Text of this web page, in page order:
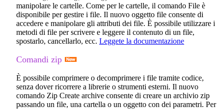
manipolare le cartelle. Come per le cartelle, il comando File è
disponibile per gestire i file. Il nuovo oggetto file consente di
accedere e manipolare gli attributi dei file. È possibile utilizzare i
metodi di file per scrivere e leggere il contenuto di un file,
spostarlo, cancellarlo, ecc. Leggete la documentazione
Comandi zip
È possibile comprimere o decomprimere i file tramite codice,
senza dover ricorrere a librerie o strumenti esterni. Il nuovo
comando Zip Create archive consente di creare un archivio zip
passando un file, una cartella o un oggetto con dei parametri. Per